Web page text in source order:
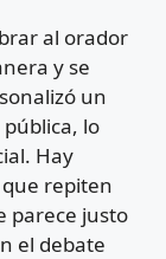
al orador
y se
un
lo
Hay
repiten
parece justo
el debate